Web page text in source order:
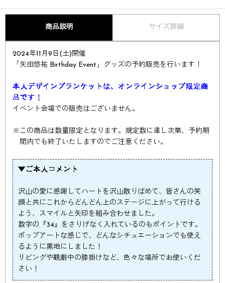
商品説明 サイズ詳細
2024年11月9日(土)開催
「矢田悠祐 Birthday Event」グッズの予約販売を行います！
本人デザインブランケットは、オンラインショップ限定商
品です！
イベント会場での販売はございません。
※ この商品は数量限定となります。規定数に達し次第、予約期
間内でも終了いたしますのでご注意ください。
▼ご本人コメント
沢山の愛に感謝してハートを沢山散りばめて、皆さんの笑
顔と共にこれからどんどん上のステージに上がって行ける
よう、スマイルと矢印を組み合わせました。
数字の『34』をさりげなく入れているのもポイントです。
ポップアートな感じで、どんなシチュエーションでも使え
るように黒地にしました！
リビングや観劇中の膝掛けなど、色々な場所でお使いくだ
さい！